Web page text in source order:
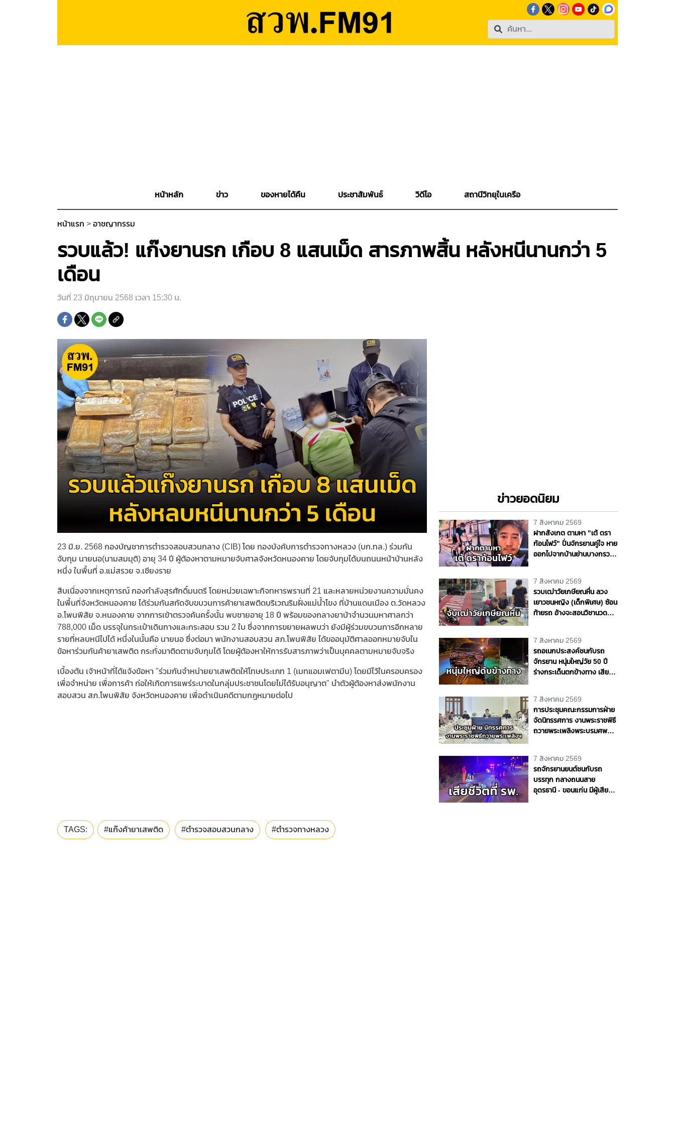
หน้าหลัก ข่าว ของหายได้คืน ประชาสัมพันธ์ วิดีโอ สถานีวิทยุในเครือ
หน้าแรก > อาชญากรรม
รวบแล้ว! แก๊งยานรก เกือบ 8 แสนเม็ด สารภาพสิ้น หลังหนีนานกว่า 5
เดือน
วันที่ 23 มิถุนายน 2568 เวลา 15:30 น.
23 มิ.ย. 2568 กองบัญชาการตำรวจสอบสวนกลาง (CIB) โดย กองบังคับการตำรวจทางหลวง (บก.ทล.) ร่วมกัน
จับกุม นายนอ(นามสมมุติ) อายุ 34 ปี ผู้ต้องหาตามหมายจับศาลจังหวัดหนองคาย โดยจับกุมได้บนถนนหน้าบ้านหลัง
หนึ่ง ในพื้นที่ อ.แม่สรวย จ.เชียงราย
สืบเนื่องจากเหตุการณ์ กองกำลังสุรศักดิ์มนตรี โดยหน่วยเฉพาะกิจทหารพรานที่ 21 และหลายหน่วยงานความมั่นคง
ในพื้นที่จังหวัดหนองคาย ได้ร่วมกันสกัดจับขบวนการค้ายาเสพติดบริเวณริมฝั่งแม่น้ำโขง ที่บ้านแดนเมือง ต.วัดหลวง
อ.โพนพิสัย จ.หนองคาย จากการเข้าตรวจค้นครั้งนั้น พบชายอายุ 18 ปี พร้อมของกลางยาบ้าจำนวนมหาศาลกว่า
788,000 เม็ด บรรจุในกระเป๋าเดินทางและกระสอบ รวม 2 ใบ ซึ่งจากการขยายผลพบว่า ยังมีผู้ร่วมขบวนการอีกหลาย
รายที่หลบหนีไปได้ หนึ่งในนั้นคือ นายนอ ซึ่งต่อมา พนักงานสอบสวน สภ.โพนพิสัย ได้ขออนุมัติศาลออกหมายจับใน
ข้อหาร่วมกันค้ายาเสพติด กระทั่งมาติดตามจับกุมได้ โดยผู้ต้องหาให้การรับสารภาพว่าเป็นบุคคลตามหมายจับจริง
เบื้องต้น เจ้าหน้าที่ได้แจ้งข้อหา "ร่วมกันจำหน่ายยาเสพติดให้โทษประเภท 1 (เมทแอมเฟตามีน) โดยมีไว้ในครอบครอง
เพื่อจำหน่าย เพื่อการค้า ก่อให้เกิดการแพร่ระบาดในกลุ่มประชาชนโดยไม่ได้รับอนุญาต" นำตัวผู้ต้องหาส่งพนักงาน
สอบสวน สภ.โพนพิสัย จังหวัดหนองคาย เพื่อดำเนินคดีตามกฎหมายต่อไป
ข่าวยอดนิยม
7 สิงหาคม 2569
ฝากสังเกต ตามหา "เต้ ดรา
ก้อนไฟว์" ปั่นจักรยานคู่ใจ หาย
ออกไปจากบ้านย่านบางกรวย
7 สิงหาคม 2569
รวบเฒ่าวัยเกษียณหื่น ลวง
เยาวชนหญิง (เด็กพิเศษ) ซ้อน
ท้ายรถ อ้างจะสอนวิชานวด
7 สิงหาคม 2569
รถอเนกประสงค์ชนกับรถ
จักรยาน หนุ่มใหญ่วัย 50 ปี
ร่างกระเด็นตกข้างทาง เสีย
7 สิงหาคม 2569
การประชุมคณะกรรมการฝ่าย
จัดนิทรรศการ งานพระราชพิธี
ถวายพระเพลิงพระบรมศพ
ราชชนนีพันปีหลวง
7 สิงหาคม 2569
รถจักรยานยนต์ชนกับรถ
บรรทุก กลางถนนสาย
อุดรธานี - ขอนแก่น มีผู้เสีย
TAGS: #แก๊งค้ายาเสพติด #ตำรวจสอบสวนกลาง #ตำรวจทางหลวง